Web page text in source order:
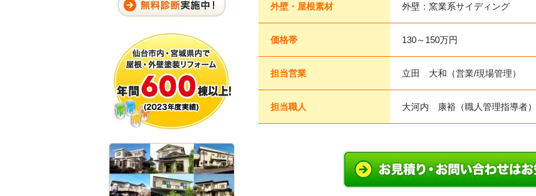
外壁・屋根素材 外壁：窯業系サイディング
価格帯 130～150万円
担当営業 立田 大和（営業/現場管理）
担当職人 大河内 康裕（職人管理指導者）